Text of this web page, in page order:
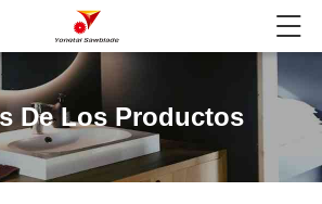
De Los Productos